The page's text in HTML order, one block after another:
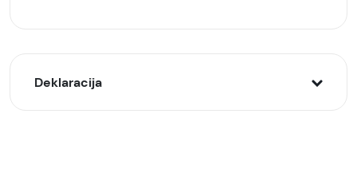
Deklaracija